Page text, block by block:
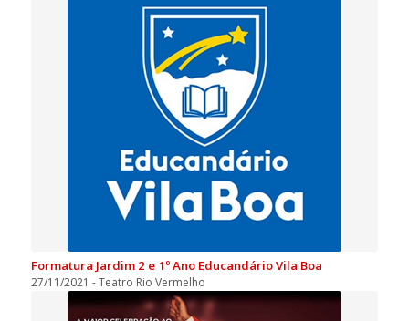
Formatura Jardim 2 e 1º Ano Educandário Vila Boa
27/11/2021 - Teatro Rio Vermelho